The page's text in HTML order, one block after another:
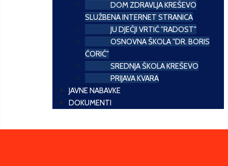
DOM ZDRAVLJA KREŠEVO
SLUŽBENA INTERNET STRANICA
JU DJEČJI VRTIĆ "RADOST"
OSNOVNA ŠKOLA "DR. BORIS
ĆORIĆ"
SREDNJA ŠKOLA KREŠEVO
PRIJAVA KVARA
JAVNE NABAVKE
DOKUMENTI